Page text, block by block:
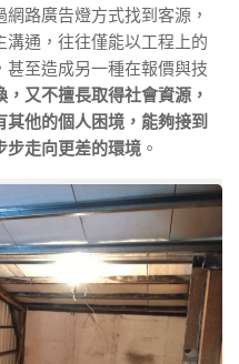
路廣告燈方式找到客源，
通，往往僅能以工程上的
至造成另一種在報價與技
又不擅長取得社會資源，
他的個人困境，能夠接到
步走向更差的環境 。